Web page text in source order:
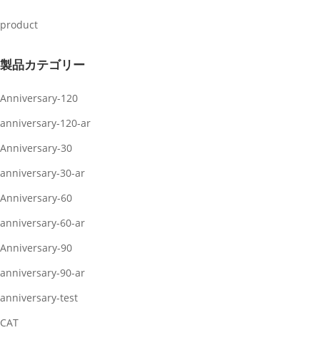
product
製品カテゴリー
Anniversary-120
anniversary-120-ar
Anniversary-30
anniversary-30-ar
Anniversary-60
anniversary-60-ar
Anniversary-90
anniversary-90-ar
anniversary-test
CAT